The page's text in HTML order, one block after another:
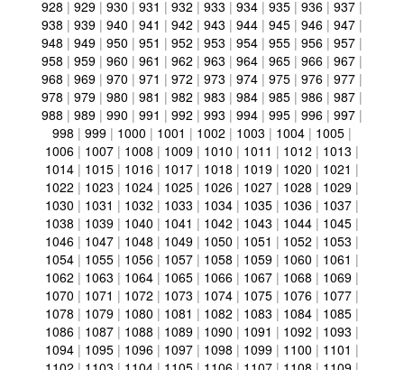
928 | 929 | 930 | 931 | 932 | 933 | 934 | 935 | 936 | 937 |
938 | 939 | 940 | 941 | 942 | 943 | 944 | 945 | 946 | 947 |
948 | 949 | 950 | 951 | 952 | 953 | 954 | 955 | 956 | 957 |
958 | 959 | 960 | 961 | 962 | 963 | 964 | 965 | 966 | 967 |
968 | 969 | 970 | 971 | 972 | 973 | 974 | 975 | 976 | 977 |
978 | 979 | 980 | 981 | 982 | 983 | 984 | 985 | 986 | 987 |
988 | 989 | 990 | 991 | 992 | 993 | 994 | 995 | 996 | 997 |
998 | 999 | 1000 | 1001 | 1002 | 1003 | 1004 | 1005 |
1006 | 1007 | 1008 | 1009 | 1010 | 1011 | 1012 | 1013 |
1014 | 1015 | 1016 | 1017 | 1018 | 1019 | 1020 | 1021 |
1022 | 1023 | 1024 | 1025 | 1026 | 1027 | 1028 | 1029 |
1030 | 1031 | 1032 | 1033 | 1034 | 1035 | 1036 | 1037 |
1038 | 1039 | 1040 | 1041 | 1042 | 1043 | 1044 | 1045 |
1046 | 1047 | 1048 | 1049 | 1050 | 1051 | 1052 | 1053 |
1054 | 1055 | 1056 | 1057 | 1058 | 1059 | 1060 | 1061 |
1062 | 1063 | 1064 | 1065 | 1066 | 1067 | 1068 | 1069 |
1070 | 1071 | 1072 | 1073 | 1074 | 1075 | 1076 | 1077 |
1078 | 1079 | 1080 | 1081 | 1082 | 1083 | 1084 | 1085 |
1086 | 1087 | 1088 | 1089 | 1090 | 1091 | 1092 | 1093 |
1094 | 1095 | 1096 | 1097 | 1098 | 1099 | 1100 | 1101 |